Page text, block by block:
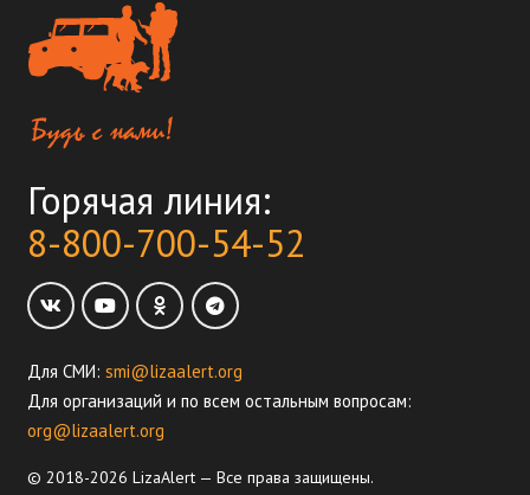
Горячая линия:
8-800-700-54-52
Для СМИ: smi@lizaalert.org
Для организаций и по всем остальным вопросам:
org@lizaalert.org
© 2018-2026 LizaAlert — Все права защищены.